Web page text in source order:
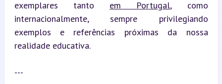
exemplares tanto em Portugal, como
internacionalmente, sempre privilegiando
exemplos e referências próximas da nossa
realidade educativa.
---